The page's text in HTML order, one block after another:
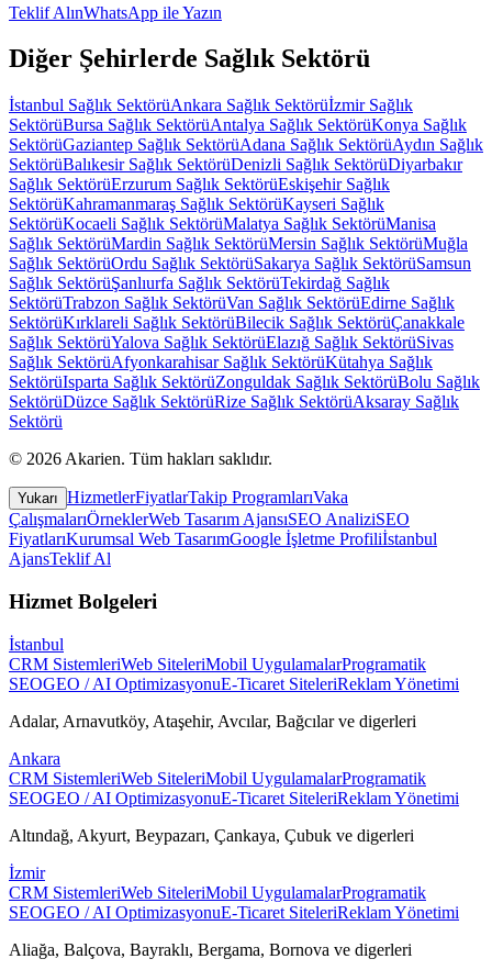
Teklif AlınWhatsApp ile Yazın
Diğer Şehirlerde Sağlık Sektörü
İstanbul Sağlık SektörüAnkara Sağlık Sektörüİzmir Sağlık
SektörüBursa Sağlık SektörüAntalya Sağlık SektörüKonya Sağlık
SektörüGaziantep Sağlık SektörüAdana Sağlık SektörüAydın Sağlık
SektörüBalıkesir Sağlık SektörüDenizli Sağlık SektörüDiyarbakır
Sağlık SektörüErzurum Sağlık SektörüEskişehir Sağlık
SektörüKahramanmaraş Sağlık SektörüKayseri Sağlık
SektörüKocaeli Sağlık SektörüMalatya Sağlık SektörüManisa
Sağlık SektörüMardin Sağlık SektörüMersin Sağlık SektörüMuğla
Sağlık SektörüOrdu Sağlık SektörüSakarya Sağlık SektörüSamsun
Sağlık SektörüŞanlıurfa Sağlık SektörüTekirdağ Sağlık
SektörüTrabzon Sağlık SektörüVan Sağlık SektörüEdirne Sağlık
SektörüKırklareli Sağlık SektörüBilecik Sağlık SektörüÇanakkale
Sağlık SektörüYalova Sağlık SektörüElazığ Sağlık SektörüSivas
Sağlık SektörüAfyonkarahisar Sağlık SektörüKütahya Sağlık
SektörüIsparta Sağlık SektörüZonguldak Sağlık SektörüBolu Sağlık
SektörüDüzce Sağlık SektörüRize Sağlık SektörüAksaray Sağlık
Sektörü
© 2026 Akarien. Tüm hakları saklıdır.
Yukarı HizmetlerFiyatlarTakip ProgramlarıVaka
ÇalışmalarıÖrneklerWeb Tasarım AjansıSEO AnaliziSEO
FiyatlarıKurumsal Web TasarımGoogle İşletme Profiliİstanbul
AjansTeklif Al
Hizmet Bolgeleri
İstanbul
CRM SistemleriWeb SiteleriMobil UygulamalarProgramatik
SEOGEO / AI OptimizasyonuE-Ticaret SiteleriReklam Yönetimi
Adalar, Arnavutköy, Ataşehir, Avcılar, Bağcılarve digerleri
Ankara
CRM SistemleriWeb SiteleriMobil UygulamalarProgramatik
SEOGEO / AI OptimizasyonuE-Ticaret SiteleriReklam Yönetimi
Altındağ, Akyurt, Beypazarı, Çankaya, Çubuk ve digerleri
İzmir
CRM SistemleriWeb SiteleriMobil UygulamalarProgramatik
SEOGEO / AI OptimizasyonuE-Ticaret SiteleriReklam Yönetimi
Aliağa, Balçova, Bayraklı, Bergama, Bornova ve digerleri